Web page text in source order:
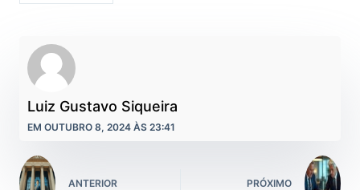
Luiz Gustavo Siqueira
EM OUTUBRO 8, 2024 ÀS 23:41
ANTERIOR PRÓXIMO